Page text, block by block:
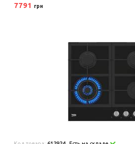
7791 грн